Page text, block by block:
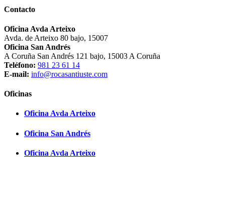
Contacto
Oficina Avda Arteixo
Avda. de Arteixo 80 bajo, 15007
Oficina San Andrés
A Coruña San Andrés 121 bajo, 15003 A Coruña
Teléfono: 981 23 61 14
E-mail: info@rocasantiuste.com
Oficinas
Oficina Avda Arteixo
Oficina San Andrés
Oficina Avda Arteixo